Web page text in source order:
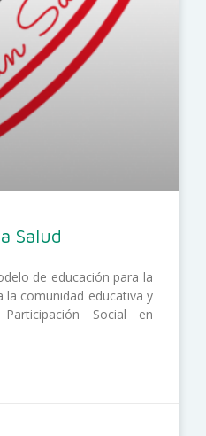
Salud
de educación para la
la comunidad educativa y
Social en